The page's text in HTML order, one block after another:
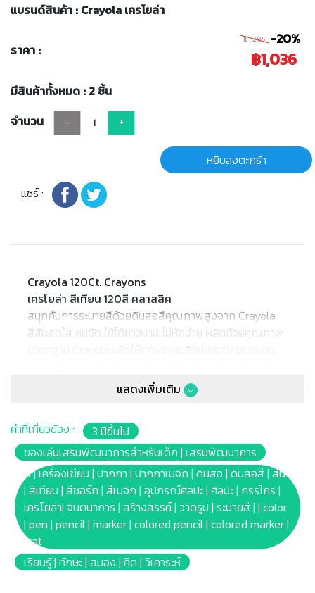
แบรนด์สินค้า : Crayola เครโยล่า
ราคา :
฿1,295 -20%
฿1,036
มีสินค้าทั้งหมด : 2 ชิ้น
จำนวน
- +
หยิบลงตะกร้า
แชร์ :
Crayola 120Ct. Crayons
เครโยล่า สีเทียน 120สี คลาสสิค
สนุกกับการระบายสีด้วยดินสอสีคุณภาพสูงจาก Crayola
สีสันสดใส คมชัด ใช้ได้ยาวนาน ไม่หักง่าย ผลิตด้วยคุณภาพ
มาตรฐานนี้ให้โทนสีหลากหลาย ครบทั้งโทนสดใสและโทนอ่อน
เทียนที่มีสีสดชัดและไม่ต้องการให้สีลบเลือนง่าย
✔ สีสันสดใส คมชัด ติดทนบนกระดาษ หรือวัสดุบางชนิด
ลากเส้นได้ต่อเนื่อง
✔ 120แท่ง 120เฉดสีคลาสสิค
✔ ไม่สามารถล้างออกได้ หากเปื้อนเสื้อผ้า ผิวหนัง หรือพื้น
ผิวต่างๆ อาจจะทำความสะอาดยากหรือทิ้งคราบถาวร ควรใช้
งานกับวัสดุที่เตรียมไว้เท่านั้น
✔ หลีกเลี่ยกการใช้งานสีบนวอลล์เปเปอร์ ไม้ ไวนิล พรม และ
วัสดุอื่นๆที่ไม่สามารถซักล้างได้
แสดงเพิ่มเติม
คำที่เกี่ยวข้อง :
3 ปีขึ้นไป
ของเล่นเสริมพัฒนาการสำหรับเด็ก | เสริมพัฒนาการ
สี | เครื่องเขียน | ปากกา | ปากกาเมจิก | ดินสอ | ดินสอสี | สีน้ำ
| สีเทียน | สีชอร์ก | สีเมจิก | อุปกรณ์ศิลปะ | ศิลปะ | กรรไกร |
เครโยล่า| จินตนาการ | สร้างสรรค์ | วาดรูป | ระบายสี | | color
| pen | pencil | marker | colored pencil | colored marker |
wat
เรียนรู้ | ทักษะ | สมอง | คิด | วิเคาระห์